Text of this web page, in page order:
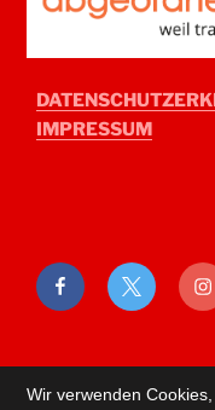
IMPRESSUM
FacebookTwitter
Wir verwenden